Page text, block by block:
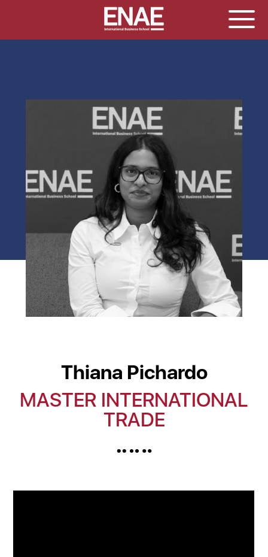
Thiana Pichardo
MASTER INTERNATIONAL
TRADE